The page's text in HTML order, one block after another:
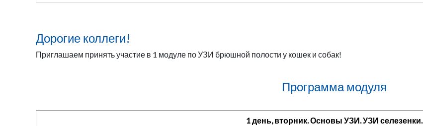
Дорогие коллеги!
Приглашаем принять участие в 1 модуле по УЗИ брюшной полости у кошек и собак!
Программа модуля
1 день, вторник. Основы УЗИ. УЗИ селезенки.